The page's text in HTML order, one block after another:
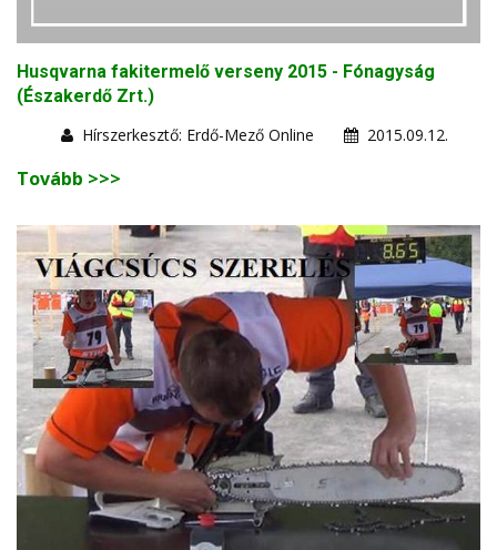
Husqvarna fakitermelő verseny 2015 - Fónagyság
(Északerdő Zrt.)
Hírszerkesztő: Erdő-Mező Online
2015.09.12.
Tovább >>>